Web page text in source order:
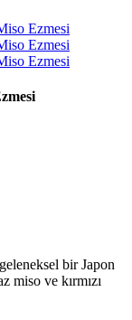
bir Japon
miso ve kırmızı